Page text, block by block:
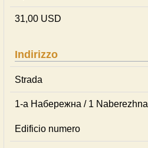
31,00 USD
Indirizzo
Strada
1-а Набережна / 1 Naberezhna
Edificio numero